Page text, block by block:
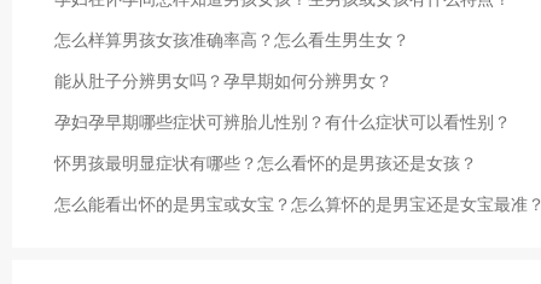
怎么样算男孩女孩准确率高？怎么看生男生女？
能从肚子分辨男女吗？孕早期如何分辨男女？
孕妇孕早期哪些症状可辨胎儿性别？有什么症状可以看性别？
怀男孩最明显症状有哪些？怎么看怀的是男孩还是女孩？
怎么能看出怀的是男宝或女宝？怎么算怀的是男宝还是女宝最准